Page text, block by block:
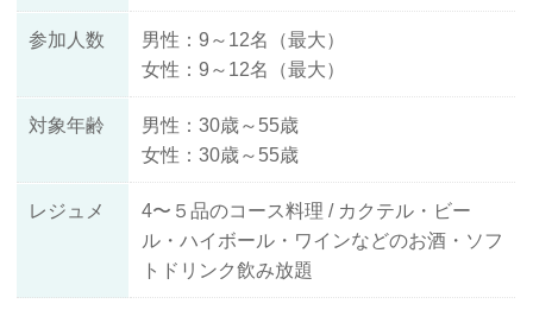
参加人数
男性：9～12名（最大）
女性：9～12名（最大）
対象年齢
男性：30歳～55歳
女性：30歳～55歳
レジュメ
4〜５品のコース料理 / カクテル・ビー
ル・ハイボール・ワインなどのお酒・ソフ
トドリンク飲み放題